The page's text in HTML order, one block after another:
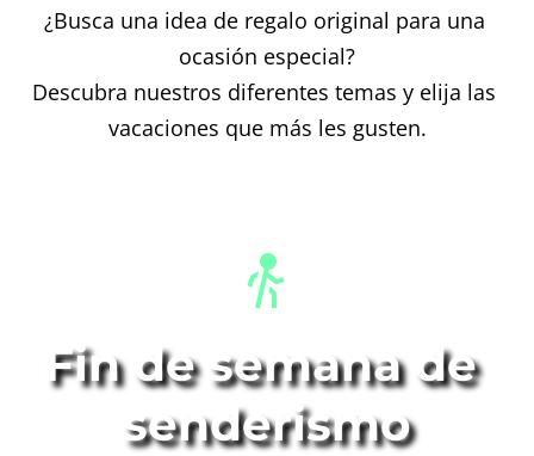
¿Busca una idea de regalo original para una
ocasión especial?
Descubra nuestros diferentes temas y elija las
vacaciones que más les gusten.
Fin de semana de
senderismo